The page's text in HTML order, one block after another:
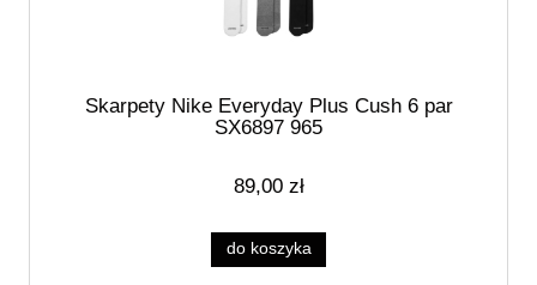
Skarpety Nike Everyday Plus Cush 6 par
SX6897 965
89,00 zł
do koszyka